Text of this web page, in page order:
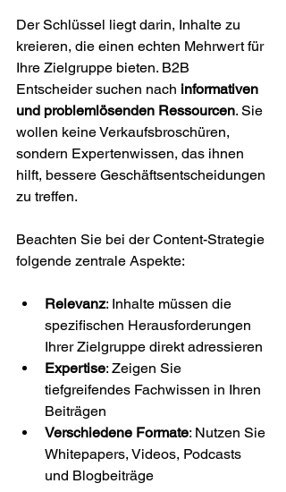
Der Schlüssel liegt darin, Inhalte zu
kreieren, die einen echten Mehrwert für
Ihre Zielgruppe bieten. B2B
Entscheider suchen nach informativen
und problemlösenden Ressourcen. Sie
wollen keine Verkaufsbroschüren,
sondern Expertenwissen, das ihnen
hilft, bessere Geschäftsentscheidungen
zu treffen.
Beachten Sie bei der Content-Strategie
folgende zentrale Aspekte:
Relevanz: Inhalte müssen die
spezifischen Herausforderungen
Ihrer Zielgruppe direkt adressieren
Expertise: Zeigen Sie
tiefgreifendes Fachwissen in Ihren
Beiträgen
Verschiedene Formate: Nutzen Sie
Whitepapers, Videos, Podcasts
und Blogbeiträge